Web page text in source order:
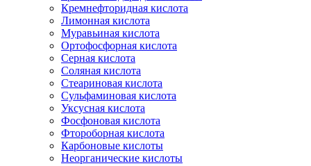
Кремнефторидная кислота
Лимонная кислота
Муравьиная кислота
Ортофосфорная кислота
Серная кислота
Соляная кислота
Стеариновая кислота
Сульфаминовая кислота
Уксусная кислота
Фосфоновая кислота
Фтороборная кислота
Карбоновые кислоты
Неорганические кислоты